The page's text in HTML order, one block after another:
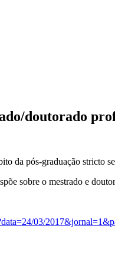
doutorado
da pós-graduação stricto
sobre o mestrado e
03/